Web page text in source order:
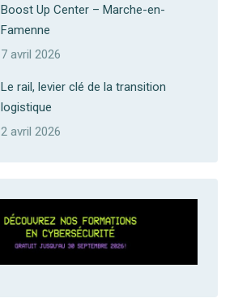
Boost Up Center – Marche-en-
Famenne
7 avril 2026
Le rail, levier clé de la transition
logistique
2 avril 2026